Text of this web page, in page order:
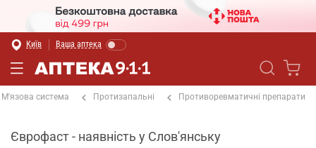
Київ Ваша аптека
М'язова система Протизапальні Противоревматичні препарати
Єврофаст - наявність у Слов'янську